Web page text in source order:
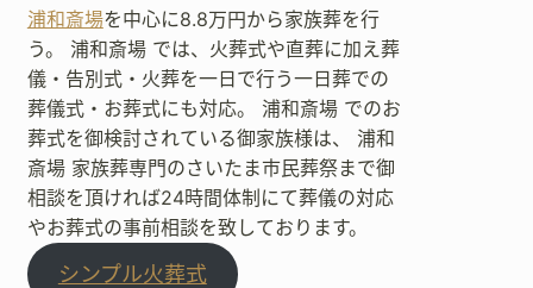
浦和斎場を中心に8.8万円から家族葬を行
う。 浦和斎場 では、火葬式や直葬に加え葬
儀・告別式・火葬を一日で行う一日葬での
葬儀式・お葬式にも対応。 浦和斎場 でのお
葬式を御検討されている御家族様は、 浦和
斎場 家族葬専門のさいたま市民葬祭まで御
相談を頂ければ24時間体制にて葬儀の対応
やお葬式の事前相談を致しております。
シンプル火葬式